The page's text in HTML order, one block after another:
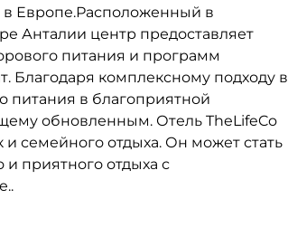
Европе.Расположенный в
Анталии центр предоставляет
питания и программ
Благодаря комплексному подходу в
питания в благоприятной
обновленным. Отель TheLifeCo
семейного отдыха. Он может стать
приятного отдыха с